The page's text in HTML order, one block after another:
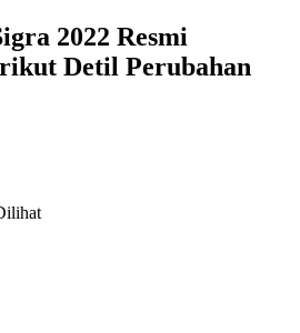
2022 Resmi
Detil Perubahan